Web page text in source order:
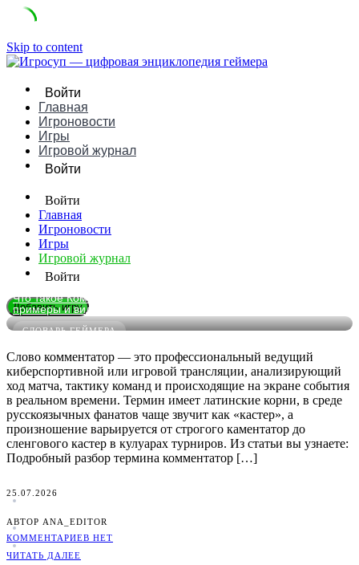
Skip to content
Войти
Главная
Игроновости
Игры
Игровой журнал
Войти
Войти
Главная
Игроновости
Игры
Игровой журнал
Войти
Добавить игру
СЛОВАРЬ ГЕЙМЕРА
Что такое Комментатор в играх: понятное определение,
примеры и виды
Слово комментатор — это профессиональный ведущий
киберспортивной или игровой трансляции, анализирующий
ход матча, тактику команд и происходящие на экране события
в реальном времени. Термин имеет латинские корни, в среде
русскоязычных фанатов чаще звучит как «кастер», а
произношение варьируется от строгого каментатор до
сленгового кастер в кулуарах турниров. Из статьи вы узнаете:
Подробный разбор термина комментатор […]
25.07.2026
АВТОР ANA_EDITOR
КОММЕНТАРИЕВ НЕТ
ЧИТАТЬ ДАЛЕЕ